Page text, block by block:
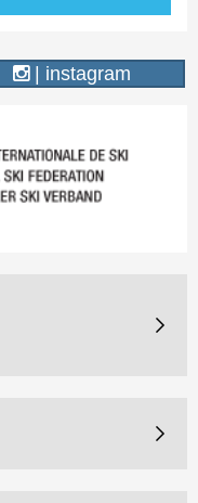
| instagram